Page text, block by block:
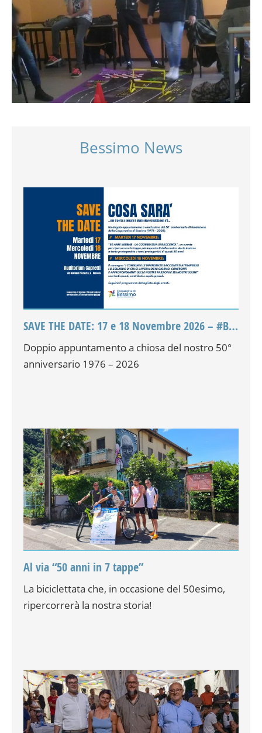
Bessimo News
SAVE THE DATE: 17 e 18 Novembre 2026 – #Bessimo50
Doppio appuntamento a chiosa del nostro 50°
anniversario 1976 – 2026
Al via “50 anni in 7 tappe”
La biciclettata che, in occasione del 50esimo,
ripercorrerà la nostra storia!